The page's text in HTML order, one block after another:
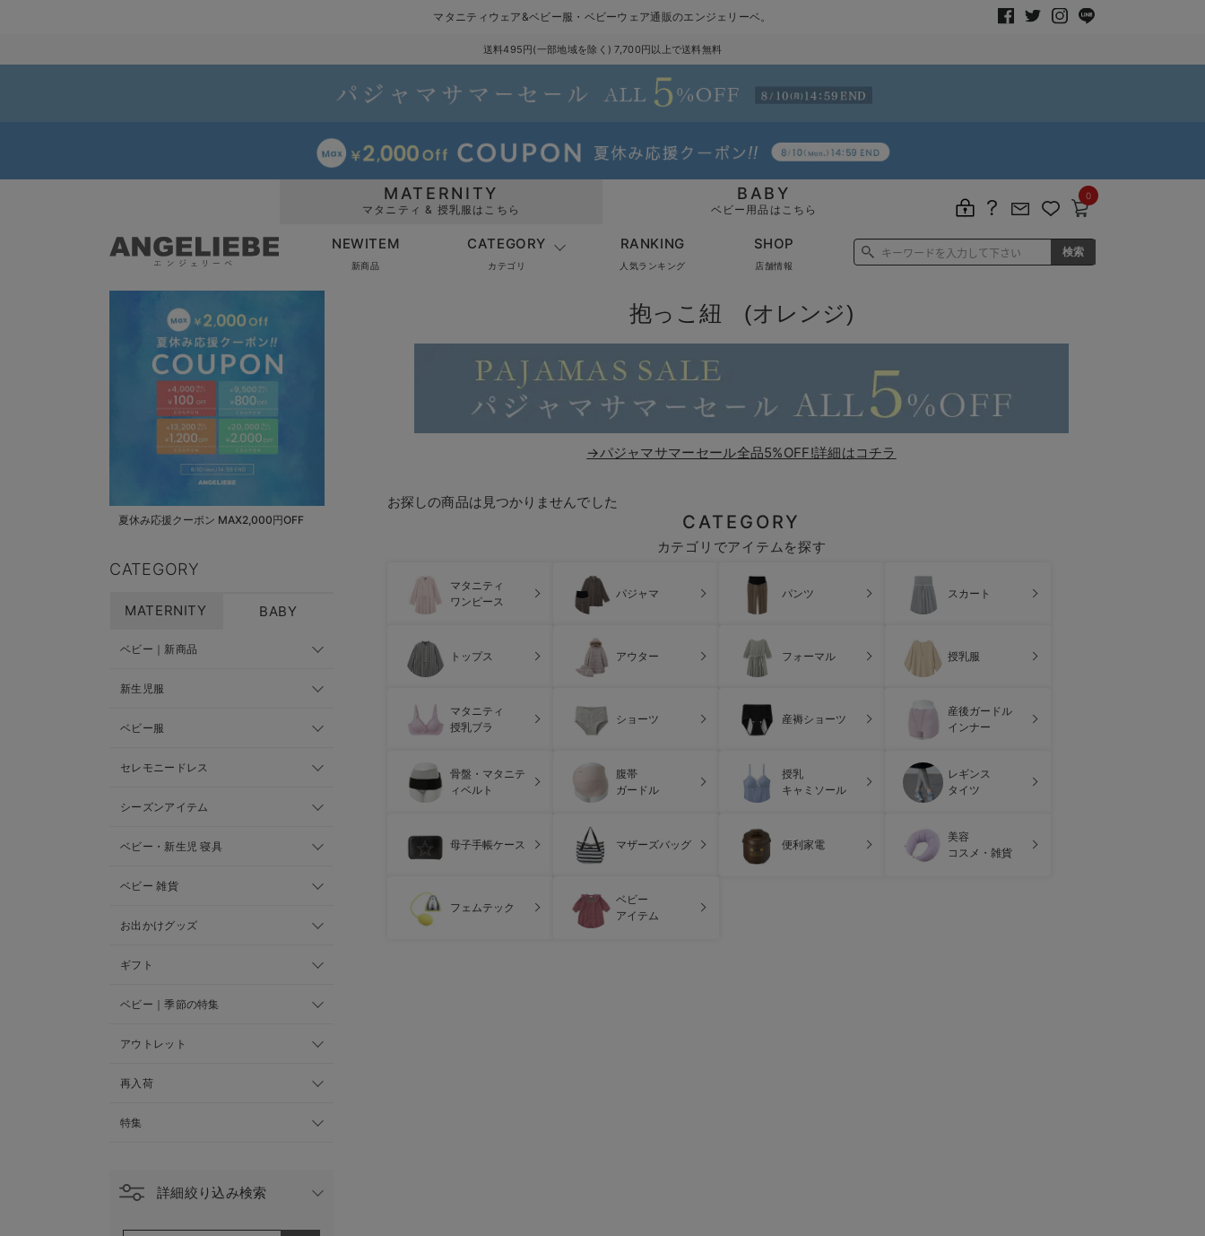
マタニティウェア&ベビー服・ベビーウェア通販のエンジェリーベ。
送料495円(一部地域を除く) 7,700円以上で送料無料
MATERNITY
マタニティ & 授乳服はこちら
BABY
ベビー用品はこちら
0
NEWITEM
新商品
CATEGORY
カテゴリ
RANKING
人気ランキング
SHOP
店舗情報
夏休み応援クーポン MAX2,000円OFF
CATEGORY
MATERNITY BABY
ベビー｜新商品
新生児服
ベビー服
セレモニードレス
シーズンアイテム
ベビー・新生児 寝具
ベビー 雑貨
お出かけグッズ
ギフト
ベビー｜季節の特集
アウトレット
再入荷
特集
詳細絞り込み検索
抱っこ紐 (オレンジ)
→パジャマサマーセール全品5%OFF!詳細はコチラ
お探しの商品は見つかりませんでした
CATEGORY
カテゴリでアイテムを探す
マタニティ
ワンピース
パジャマ パンツ スカート
トップス アウター フォーマル 授乳服
マタニティ
授乳ブラ
ショーツ 産褥ショーツ
産後ガードル
インナー
骨盤・マタニテ
ィベルト
腹帯
ガードル
授乳
キャミソール
レギンス
タイツ
母子手帳ケース マザーズバッグ 便利家電
美容
コスメ・雑貨
フェムテック
ベビー
アイテム